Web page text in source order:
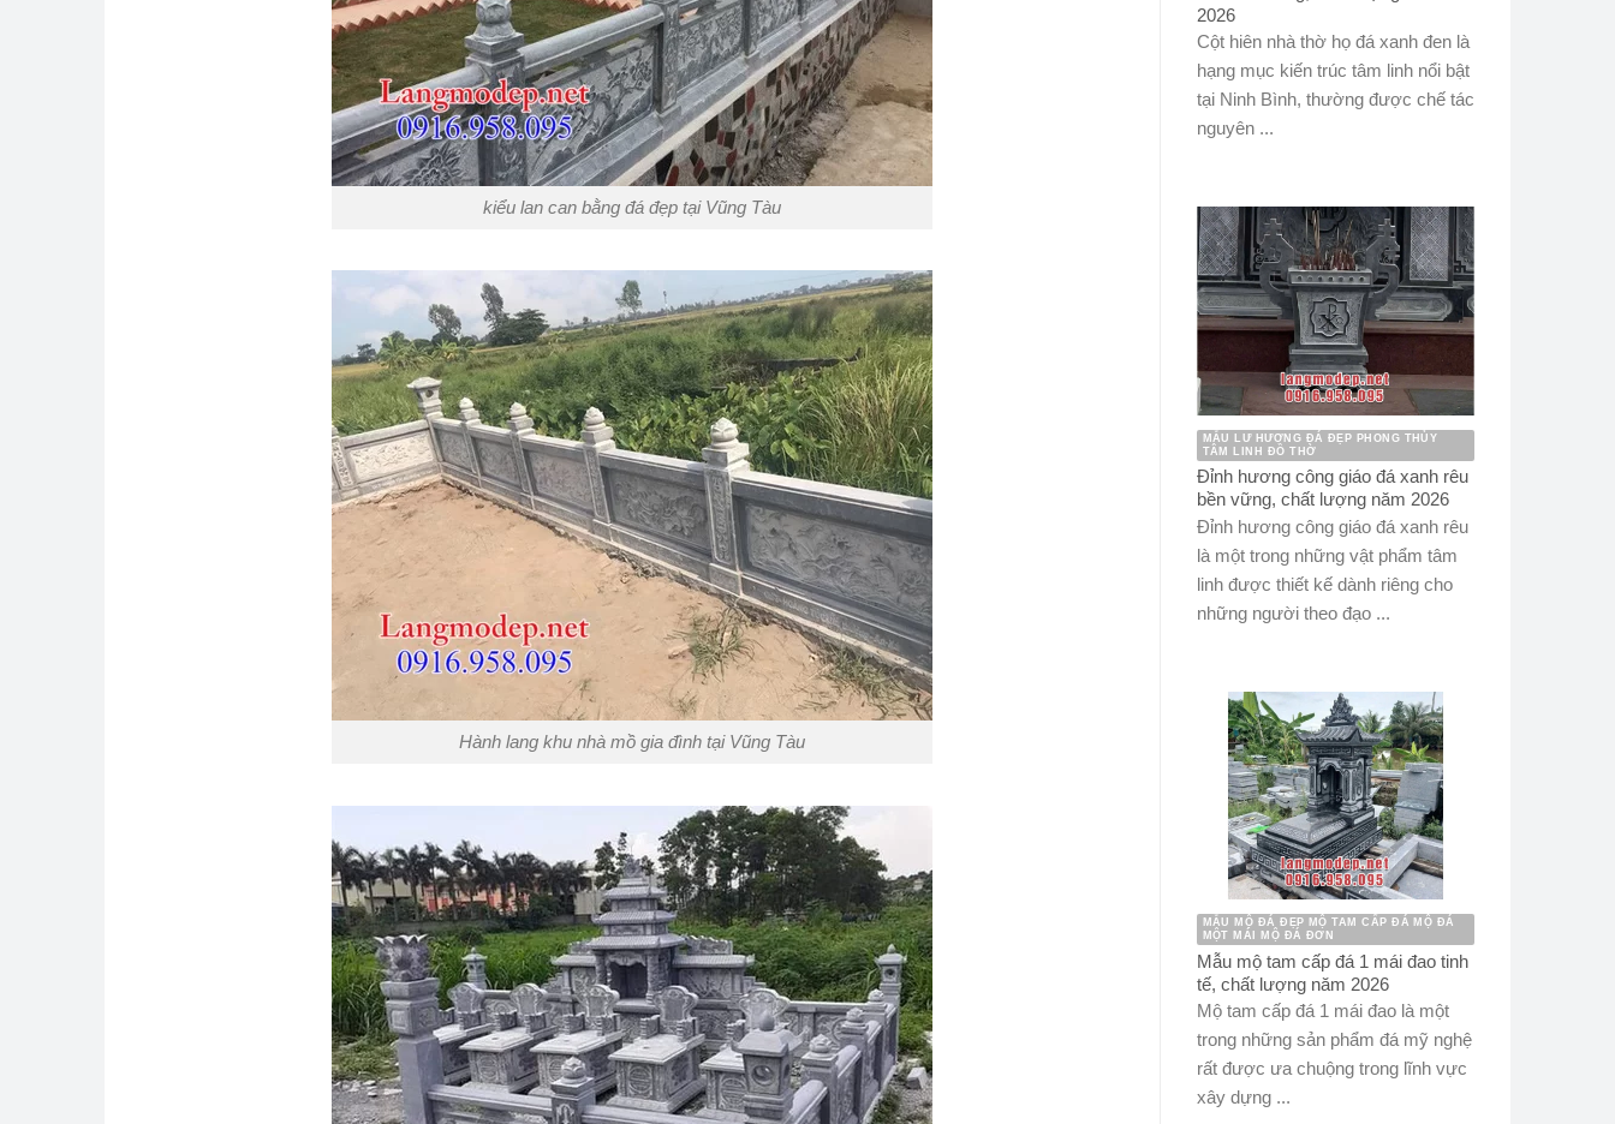
kiểu lan can bằng đá đẹp tại Vũng Tàu
Hành lang khu nhà mồ gia đình tại Vũng Tàu
2026
Cột hiên nhà thờ họ đá xanh đen là
hạng mục kiến trúc tâm linh nổi bật
tại Ninh Bình, thường được chế tác
nguyên ...
MẪU LƯ HƯƠNG ĐÁ ĐẸP PHONG THỦY
TÂM LINH ĐỒ THỜ
Đỉnh hương công giáo đá xanh rêu
bền vững, chất lượng năm 2026
Đỉnh hương công giáo đá xanh rêu
là một trong những vật phẩm tâm
linh được thiết kế dành riêng cho
những người theo đạo ...
MẪU MỘ ĐÁ ĐẸP MỘ TAM CẤP ĐÁ MỘ ĐÁ
MỘT MÁI MỘ ĐÁ ĐƠN
Mẫu mộ tam cấp đá 1 mái đao tinh
tế, chất lượng năm 2026
Mộ tam cấp đá 1 mái đao là một
trong những sản phẩm đá mỹ nghệ
rất được ưa chuộng trong lĩnh vực
xây dựng ...